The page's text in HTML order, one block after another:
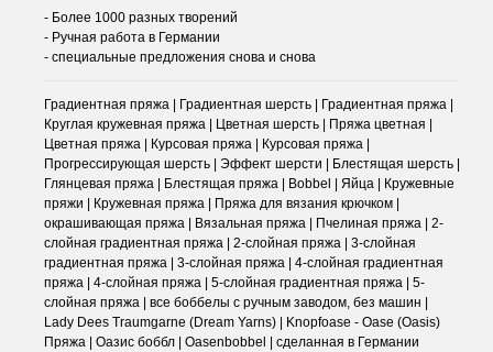
- Более 1000 разных творений
- Ручная работа в Германии
- специальные предложения снова и снова
Градиентная пряжа | Градиентная шерсть | Градиентная пряжа |
Круглая кружевная пряжа | Цветная шерсть | Пряжа цветная |
Цветная пряжа | Курсовая пряжа | Курсовая пряжа |
Прогрессирующая шерсть | Эффект шерсти | Блестящая шерсть |
Глянцевая пряжа | Блестящая пряжа | Bobbel | Яйца | Кружевные
пряжи | Кружевная пряжа | Пряжа для вязания крючком |
окрашивающая пряжа | Вязальная пряжа | Пчелиная пряжа | 2-
слойная градиентная пряжа | 2-слойная пряжа | 3-слойная
градиентная пряжа | 3-слойная пряжа | 4-слойная градиентная
пряжа | 4-слойная пряжа | 5-слойная градиентная пряжа | 5-
слойная пряжа | все боббелы с ручным заводом, без машин |
Lady Dees Traumgarne (Dream Yarns) | Knopfoase - Oase (Oasis)
Пряжа | Оазис боббл | Oasenbobbel | сделанная в Германии